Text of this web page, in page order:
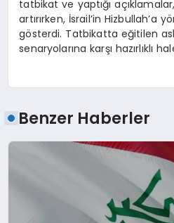
tatbikat ve yaptığı
artırırken, İsrail’in Hizbullah’a
gösterdi. Tatbikatta eğitilen
senaryolarına karşı hazırlıklı
Benzer Haberler